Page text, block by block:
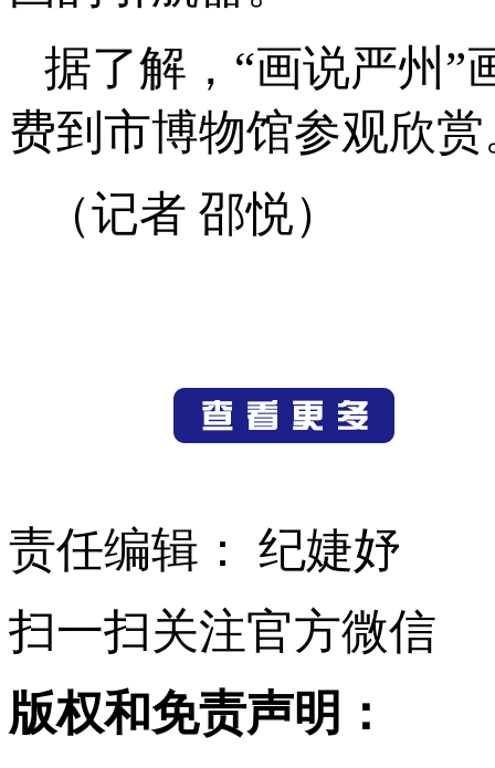
据了解，“画说严州”
费到市博物馆参观欣赏
（记者 邵悦）
责任编辑： 纪婕妤
扫一扫关注官方微信
版权和免责声明：